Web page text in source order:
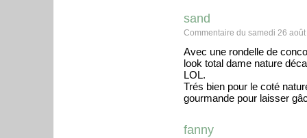
sand
Commentaire du samedi 26
Avec une rondelle de
look total dame nature
LOL.
Trés bien pour le coté
gourmande pour laisser
fanny